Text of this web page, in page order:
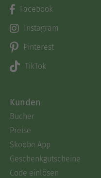
Facebook
Instagram
Pinterest
TikTok
Kunden
Bücher
Preise
Skoobe App
Geschenkgutscheine
Code einlösen